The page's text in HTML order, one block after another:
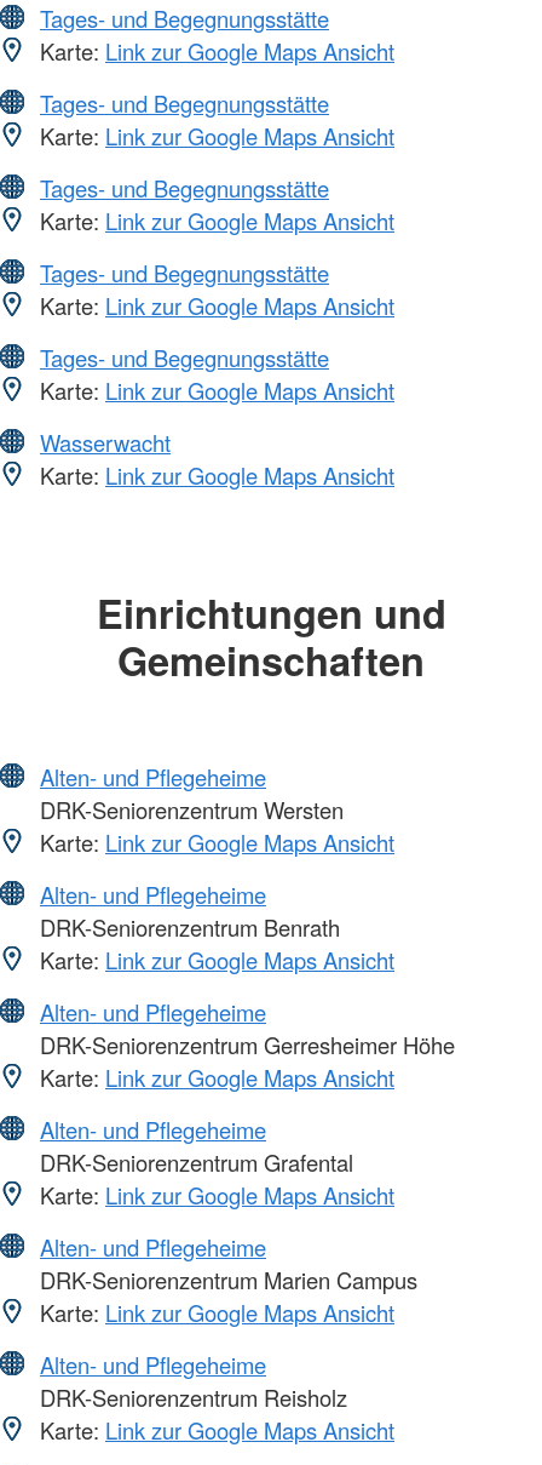
Tages- und Begegnungsstätte
Karte: Link zur Google Maps Ansicht
Tages- und Begegnungsstätte
Karte: Link zur Google Maps Ansicht
Tages- und Begegnungsstätte
Karte: Link zur Google Maps Ansicht
Tages- und Begegnungsstätte
Karte: Link zur Google Maps Ansicht
Tages- und Begegnungsstätte
Karte: Link zur Google Maps Ansicht
Wasserwacht
Karte: Link zur Google Maps Ansicht
Einrichtungen und
Gemeinschaften
Alten- und Pflegeheime
DRK-Seniorenzentrum Wersten
Karte: Link zur Google Maps Ansicht
Alten- und Pflegeheime
DRK-Seniorenzentrum Benrath
Karte: Link zur Google Maps Ansicht
Alten- und Pflegeheime
DRK-Seniorenzentrum Gerresheimer Höhe
Karte: Link zur Google Maps Ansicht
Alten- und Pflegeheime
DRK-Seniorenzentrum Grafental
Karte: Link zur Google Maps Ansicht
Alten- und Pflegeheime
DRK-Seniorenzentrum Marien Campus
Karte: Link zur Google Maps Ansicht
Alten- und Pflegeheime
DRK-Seniorenzentrum Reisholz
Karte: Link zur Google Maps Ansicht